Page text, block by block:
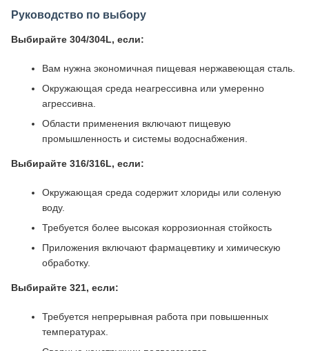
Руководство по выбору
Выбирайте 304/304L, если:
Вам нужна экономичная пищевая нержавеющая сталь.
Окружающая среда неагрессивна или умеренно
агрессивна.
Области применения включают пищевую
промышленность и системы водоснабжения.
Выбирайте 316/316L, если:
Окружающая среда содержит хлориды или соленую
воду.
Требуется более высокая коррозионная стойкость
Приложения включают фармацевтику и химическую
обработку.
Выбирайте 321, если:
Требуется непрерывная работа при повышенных
температурах.